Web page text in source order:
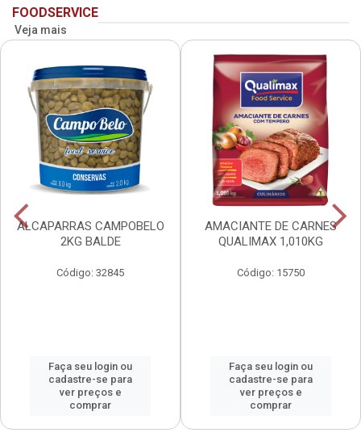
FOODSERVICE
Veja mais
ALCAPARRAS CAMPOBELO
2KG BALDE
Código: 32845
Faça seu login ou
cadastre-se para
ver preços e
comprar
AMACIANTE DE CARNES
QUALIMAX 1,010KG
Código: 15750
Faça seu login ou
cadastre-se para
ver preços e
comprar